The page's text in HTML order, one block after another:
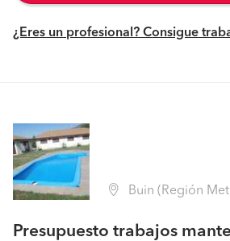
¿Eres un profesional? Consigue
Buin (Región
Presupuesto trabajos